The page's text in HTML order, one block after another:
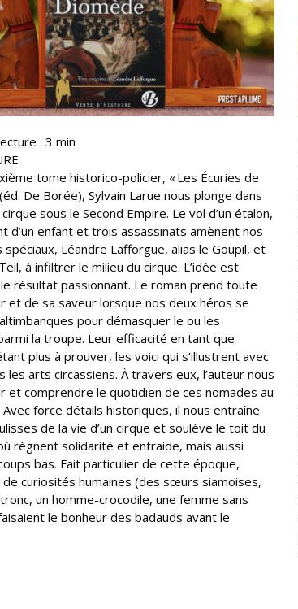
: 3 min
tome historico-policier, « Les Écuries de
De Borée), Sylvain Larue nous plonge dans
cirque sous le Second Empire. Le vol d’un étalon,
d’un enfant et trois assassinats amènent nos
Léandre Lafforgue, alias le Goupil, et
à infiltrer le milieu du cirque. L’idée est
résultat passionnant. Le roman prend toute
et de sa saveur lorsque nos deux héros se
pour démasquer le ou les
la troupe. Leur efficacité en tant que
plus à prouver, les voici qui s’illustrent avec
les arts circassiens. À travers eux, l’auteur nous
et comprendre le quotidien de ces nomades au
Avec force détails historiques, il nous entraîne
de la vie d’un cirque et soulève le toit du
règnent solidarité et entraide, mais aussi
bas. Fait particulier de cette époque,
de curiosités humaines (des sœurs siamoises,
un homme-crocodile, une femme sans
le bonheur des badauds avant le